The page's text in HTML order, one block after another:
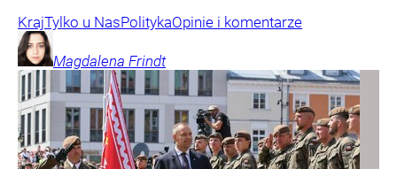
KrajTylko u NasPolitykaOpinie i komentarze
Magdalena Frindt